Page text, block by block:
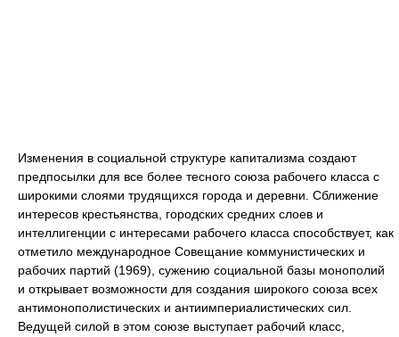
Изменения в социальной структуре капитализма создают
предпосылки для все более тесного союза рабочего класса с
широкими слоями трудящихся города и деревни. Сближение
интересов крестьянства, городских средних слоев и
интеллигенции с интересами рабочего класса способствует, как
отметило международное Совещание коммунистических и
рабочих партий (1969), сужению социальной базы монополий
и открывает возможности для создания широкого союза всех
антимонополистических и антиимпериалистических сил.
Ведущей силой в этом союзе выступает рабочий класс,